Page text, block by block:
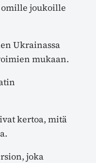
joukoille
Ukrainassa
mukaan.
kertoa, mitä
joka